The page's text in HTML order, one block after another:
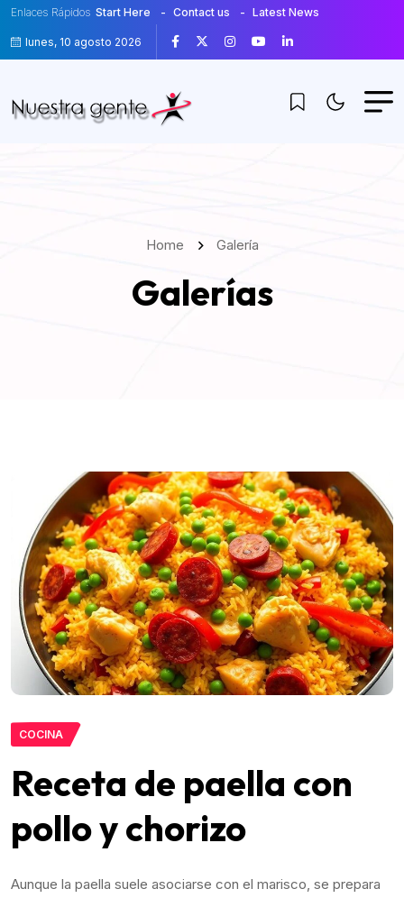
Enlaces Rápidos Start Here Contact us Latest News
lunes, 10 agosto 2026
Home Galería
Galerías
COCINA
Receta de paella con
pollo y chorizo
Aunque la paella suele asociarse con el marisco, se prepara